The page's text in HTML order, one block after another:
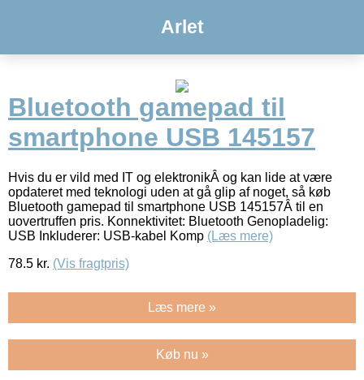
Arlet
Bluetooth gamepad til
smartphone USB 145157
Hvis du er vild med IT og elektronikÂ og kan lide at være
opdateret med teknologi uden at gå glip af noget, så køb
Bluetooth gamepad til smartphone USB 145157Â til en
uovertruffen pris. Konnektivitet: Bluetooth Genopladelig:
USB Inkluderer: USB-kabel Komp (Læs mere)
78.5 kr. (Vis fragtpris)
Læs mere »
Køb nu »